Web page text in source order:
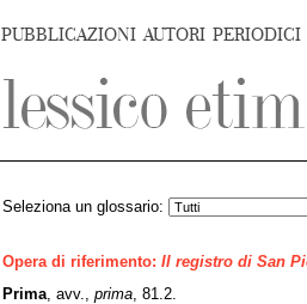
PUBBLICAZIONI AUTORI PERIODICI
Seleziona un glossario:
Opera di riferimento: Il registro di San
Prima , avv., prima , 81.2.